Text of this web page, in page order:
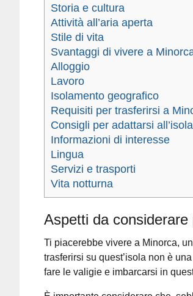
Storia e cultura
Attività all’aria aperta
Stile di vita
Svantaggi di vivere a
Alloggio
Lavoro
Isolamento geografico
Requisiti per trasferirsi a
Consigli per adattarsi all’isola
Informazioni di interesse
Lingua
Servizi e trasporti
Vita notturna
Aspetti da
Ti piacerebbe vivere a Minorca,
trasferirsi su quest’isola non è
fare le valigie e imbarcarsi in